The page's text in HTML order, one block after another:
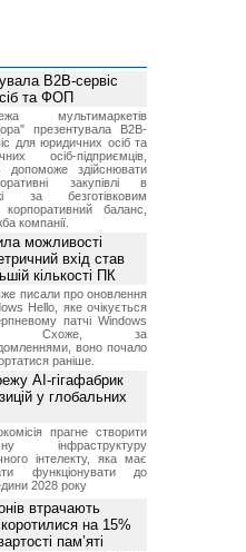
B2B-сервіс
та ФОП
мультимаркетів
презентувала B2B-
для юридичних осіб та
осіб-підприємців,
допоможе здійснювати
закупівлі в
за безготівковим
баланс,
компанії.
можливості
вхід став
кількості ПК
писали про оновлення
Hello, яке очікується
патчі Windows
Схоже, за
воно почало
раніше.
AI-гігафабрик
у глобальних
прагне створити
інфраструктуру
інтелекту, яка має
функціонувати до
2028 року
втрачають
на 15%
пам’яті